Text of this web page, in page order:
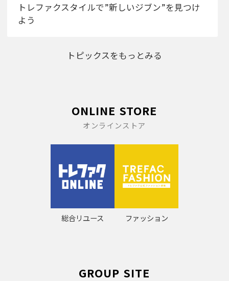
トレファクスタイルで”新しいジブン”を見つけ
よう
トピックスをもっとみる
ONLINE STORE
オンラインストア
総合リユース ファッション
GROUP SITE